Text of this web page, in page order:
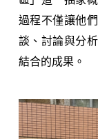
過程不僅讓他
談、討論與分
結合的成果。